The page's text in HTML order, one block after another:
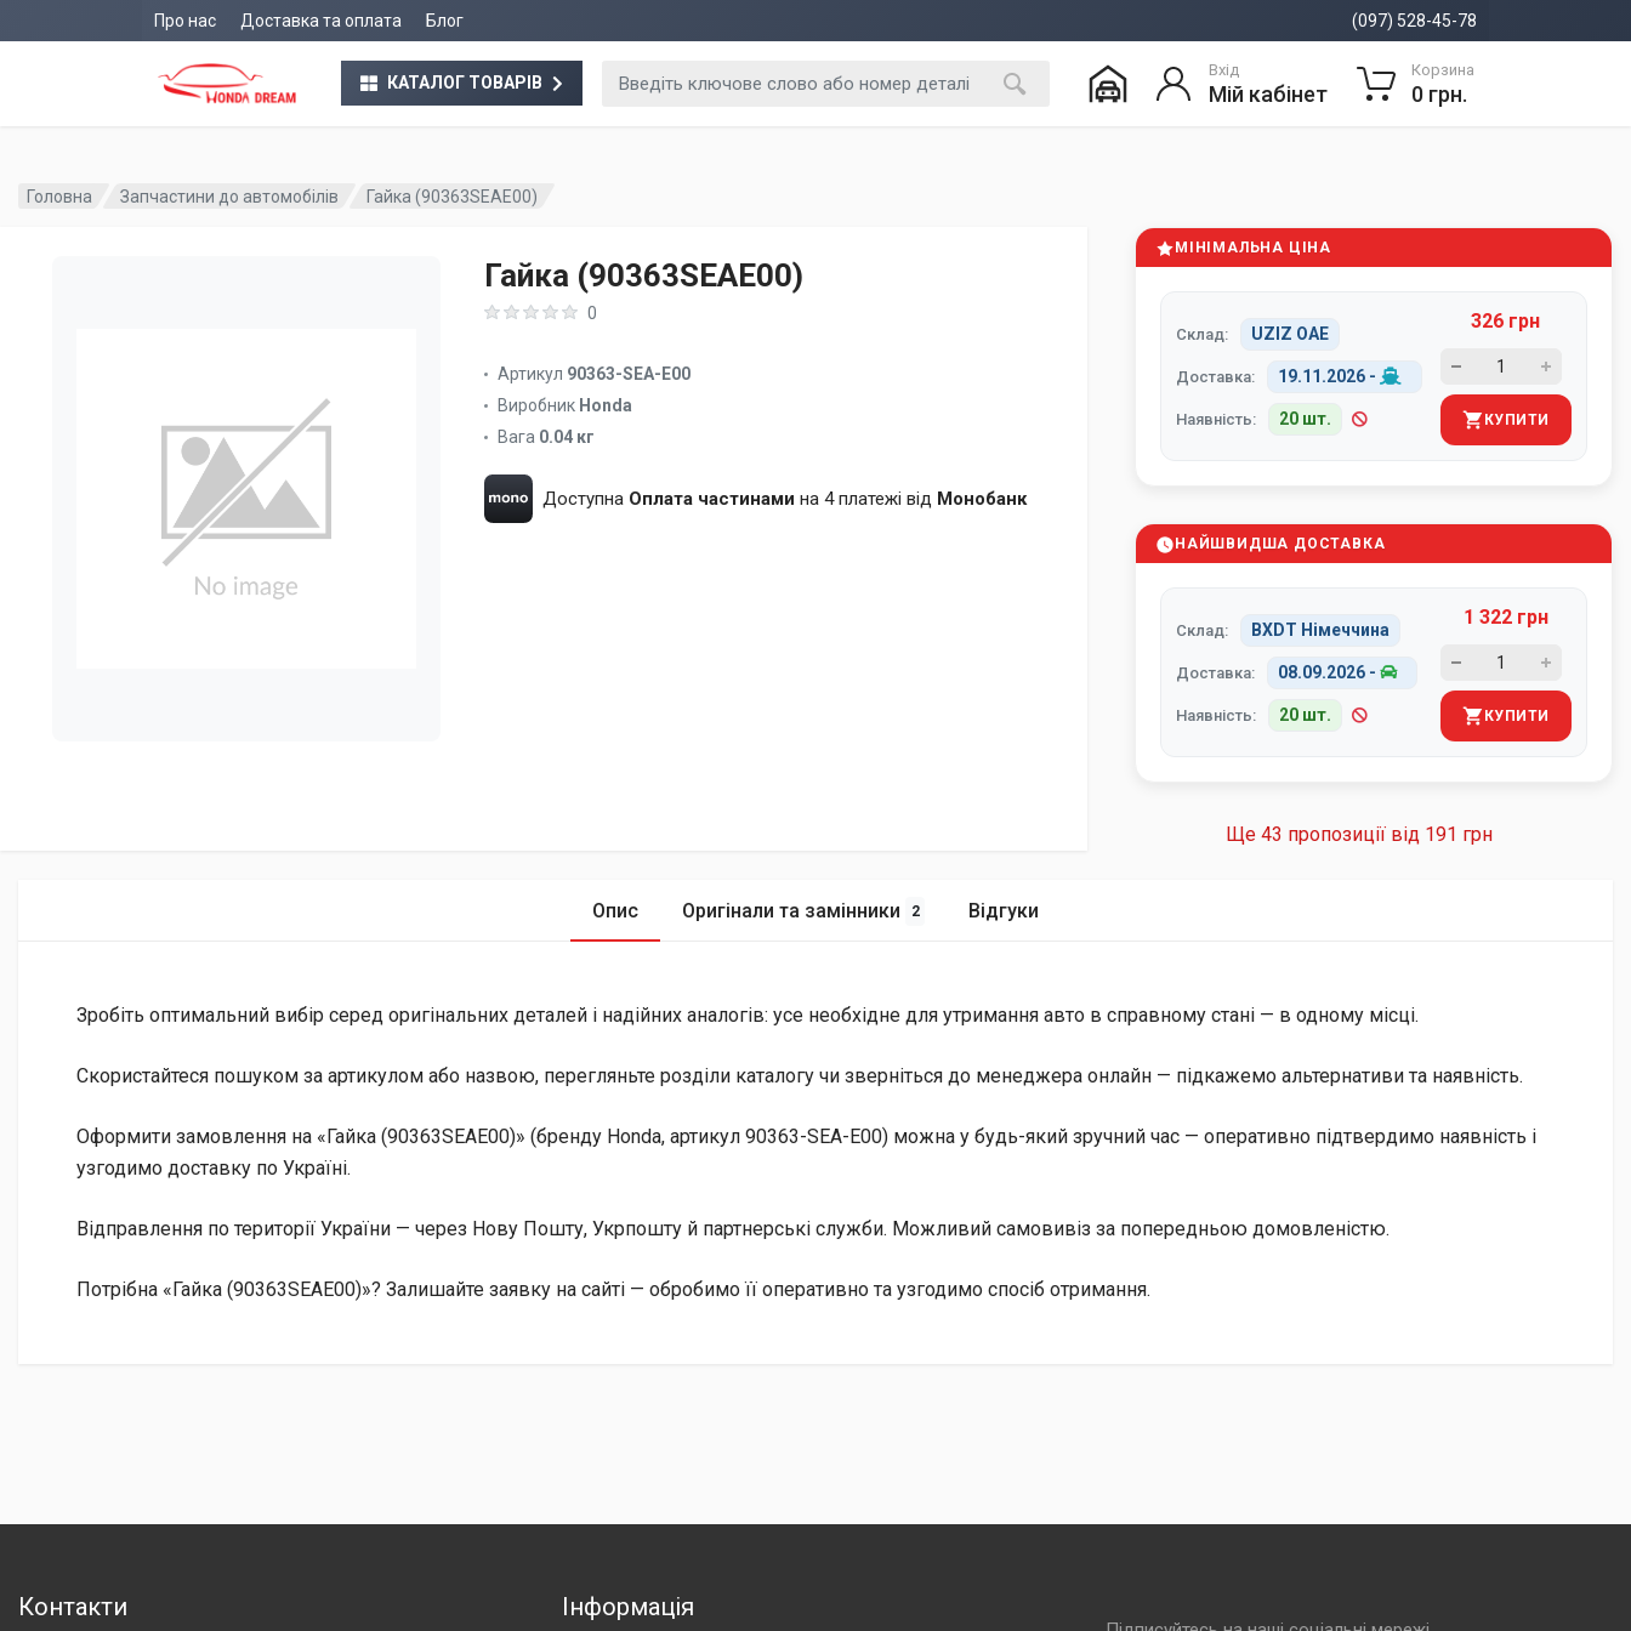
Про нас Доставка та оплата Блог (097) 528-45-78
КАТАЛОГ ТОВАРІВ
Вхід
Мій кабінет
Корзина
0 грн.
Головна Запчастини до автомобілів Гайка (90363SEAE00)
Гайка (90363SEAE00)
0
Артикул 90363-SEA-E00
Виробник Honda
Вага 0.04 кг
Доступна Оплата частинами на 4 платежі від Монобанк
МІНІМАЛЬНА ЦІНА
Склад: UZIZ ОАЕ
Доставка: 19.11.2026 -
Наявність: 20 шт.
326 грн
КУПИТИ
НАЙШВИДША ДОСТАВКА
Склад: BXDT Німеччина
Доставка: 08.09.2026 -
Наявність: 20 шт.
1 322 грн
КУПИТИ
Ще 43 пропозиції від 191 грн
Опис Оригінали та замінники 2 Відгуки
Зробіть оптимальний вибір серед оригінальних деталей і надійних аналогів: усе необхідне для утримання авто в справному стані — в одному місці.
Скористайтеся пошуком за артикулом або назвою, перегляньте розділи каталогу чи зверніться до менеджера онлайн — підкажемо альтернативи та наявність.
Оформити замовлення на «Гайка (90363SEAE00)» (бренду Honda, артикул 90363-SEA-E00) можна у будь-який зручний час — оперативно підтвердимо наявність і
узгодимо доставку по Україні.
Відправлення по території України — через Нову Пошту, Укрпошту й партнерські служби. Можливий самовивіз за попередньою домовленістю.
Потрібна «Гайка (90363SEAE00)»? Залишайте заявку на сайті — обробимо її оперативно та узгодимо спосіб отримання.
Контакти Інформація